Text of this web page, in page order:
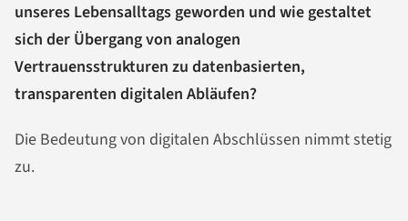
unseres Lebensalltags geworden und wie gestaltet
sich der Übergang von analogen
Vertrauensstrukturen zu datenbasierten,
transparenten digitalen Abläufen?
Die Bedeutung von digitalen Abschlüssen nimmt stetig
zu.